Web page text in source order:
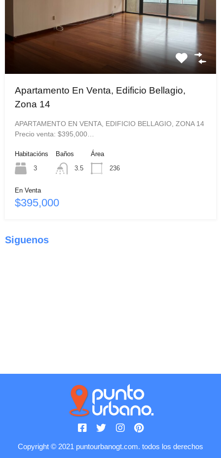
Apartamento En Venta, Edificio Bellagio,
Zona 14
APARTAMENTO EN VENTA, EDIFICIO BELLAGIO, ZONA 14
Precio venta: $395,000…
Habitacións
3
Baños
3.5
Área
236
En Venta
$395,000
Siguenos
Copyright © 2021 puntourbanogt.com. todos los derechos